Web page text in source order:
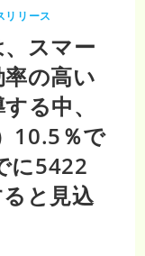
リリース
スマー
の高い
る中、
10.5％で
に5422
と見込